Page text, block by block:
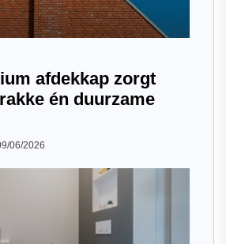
afdekkap zorgt
én duurzame
06/2026